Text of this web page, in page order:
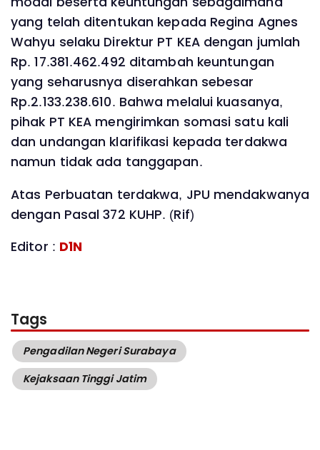
yang telah ditentukan kepada Regina Agnes
Wahyu selaku Direktur PT KEA dengan jumlah
Rp. 17.381.462.492 ditambah keuntungan
yang seharusnya diserahkan sebesar
Rp.2.133.238.610. Bahwa melalui kuasanya,
pihak PT KEA mengirimkan somasi satu kali
dan undangan klarifikasi kepada terdakwa
namun tidak ada tanggapan.
Atas Perbuatan terdakwa, JPU mendakwanya
dengan Pasal 372 KUHP. (Rif)
Editor : D1N
Tags
Pengadilan Negeri Surabaya
Kejaksaan Tinggi Jatim